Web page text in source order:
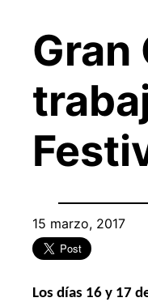
Gran
15 marzo, 2017
Los días 16 y 17